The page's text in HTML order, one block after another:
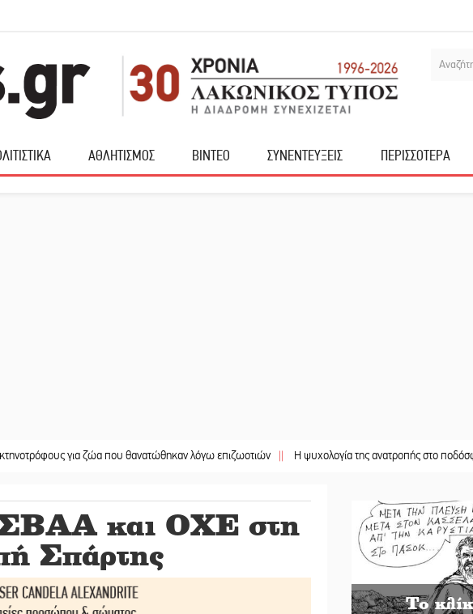
ΑΘΛΗΤΙΣΜΟΣ ΒΙΝΤΕΟ ΣΥΝΕΝΤΕΥΞΕΙΣ ΠΕΡΙΣΣΟΤΕΡΑ
για ζώα που θανατώθηκαν λόγω επιζωοτιών || Η ψυχολογία της ανατροπής στο ποδόσφαιρο ||
ΣΒΑΑ και ΟΧΕ στη
Σπάρτης
Το